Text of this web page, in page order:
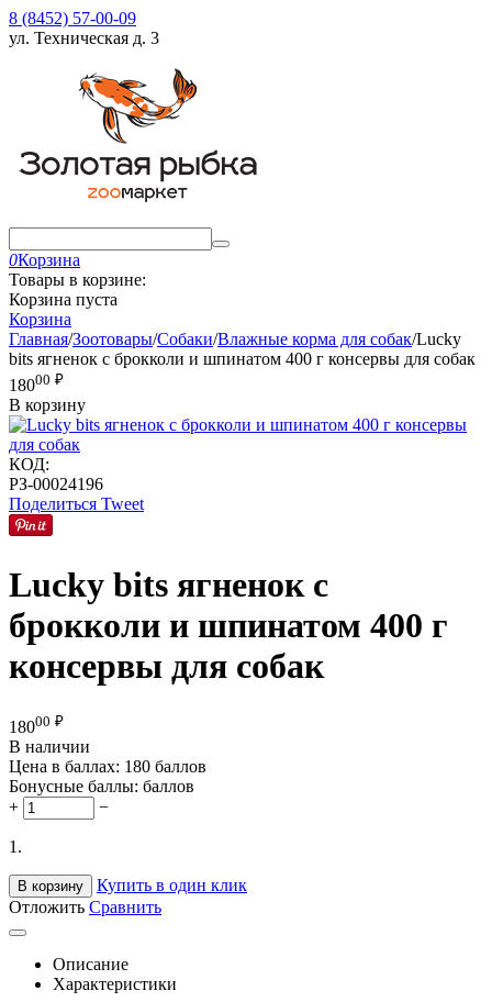
8 (8452) 57-00-09
ул. Техническая д. 3
0Корзина
Товары в корзине:
Корзина пуста
Корзина
Главная/Зоотовары/Собаки/Влажные корма для собак/Lucky
bits ягненок с брокколи и шпинатом 400 г консервы для собак
18000 ₽
В корзину
КОД:
РЗ-00024196
Поделиться Tweet
Lucky bits ягненок с
брокколи и шпинатом 400 г
консервы для собак
18000 ₽
В наличии
Цена в баллах: 180 баллов
Бонусные баллы: баллов
+
−
1.
В корзину
Купить в один клик
Отложить Сравнить
Описание
Характеристики